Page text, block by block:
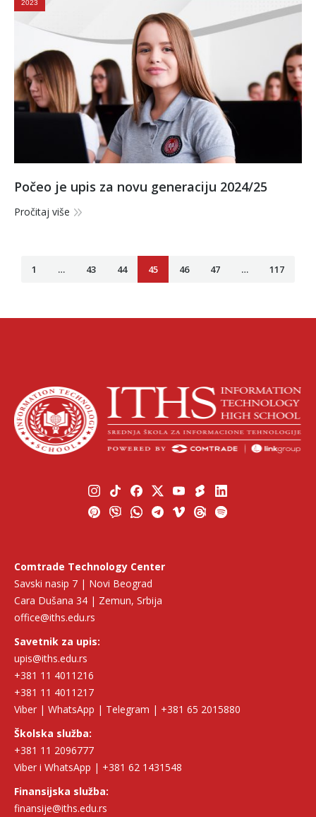
2023
Počeo je upis za novu generaciju 2024/25
Pročitaj više
1 … 43 44 45 46 47 … 117
Comtrade Technology Center
Savski nasip 7 | Novi Beograd
Cara Dušana 34 | Zemun, Srbija
office@iths.edu.rs
Savetnik za upis:
upis@iths.edu.rs
+381 11 4011216
+381 11 4011217
Viber | WhatsApp | Telegram | +381 65 2015880
Školska služba:
+381 11 2096777
Viber i WhatsApp | +381 62 1431548
Finansijska služba:
finansije@iths.edu.rs